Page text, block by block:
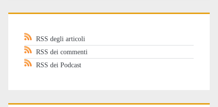
RSS degli articoli
RSS dei commenti
RSS dei Podcast